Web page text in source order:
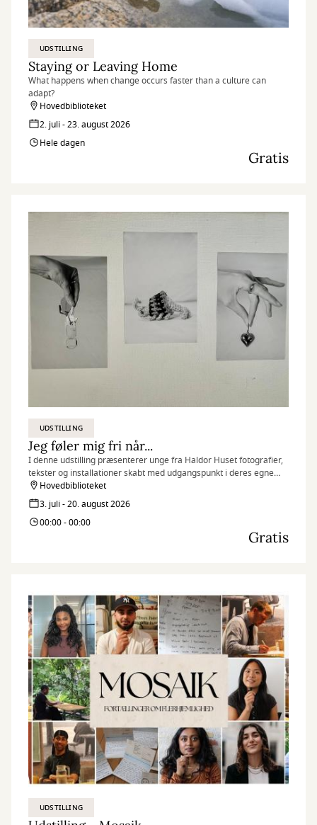
UDSTILLING
Staying or Leaving Home
What happens when change occurs faster than a culture can
adapt?
Hovedbiblioteket
2. juli - 23. august 2026
Hele dagen
Gratis
UDSTILLING
Jeg føler mig fri når...
I denne udstilling præsenterer unge fra Haldor Huset fotografier,
tekster og installationer skabt med udgangspunkt i deres egne
erfaringer, drømme og perspektiver.
Hovedbiblioteket
3. juli - 20. august 2026
00:00 - 00:00
Gratis
UDSTILLING